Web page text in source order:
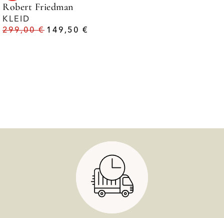
Robert Friedman
KLEID
299,00€ 149,50€